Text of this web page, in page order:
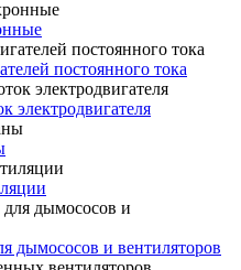
постоянного тока
электродвигателя
дымососов и вентиляторов